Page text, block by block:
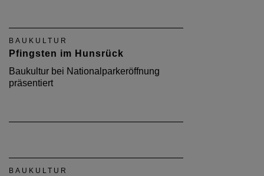
BAUKULTUR
Pfingsten im Hunsrück
Baukultur bei Nationalparkeröffnung
präsentiert
BAUKULTUR